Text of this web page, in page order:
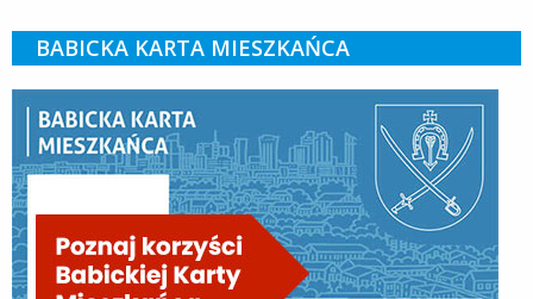
BABICKA KARTA MIESZKAŃCA